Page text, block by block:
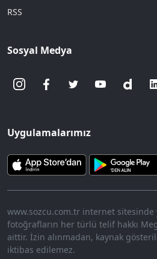
RSS
Sosyal Medya
Uygulamalarımız
www.sozcu.com.tr internet sitesinde
fotoğrafların her türlü telif hakkı
aittir. İzin alınmadan, kaynak
iktibas edilemez.